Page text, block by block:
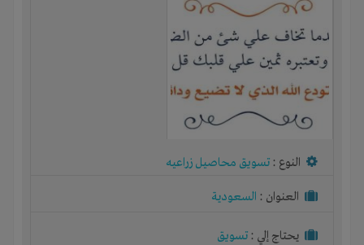
النوع : تسويق محاصيل زراعيه
العنوان : السعودية
يحتاج إلي : تسويق